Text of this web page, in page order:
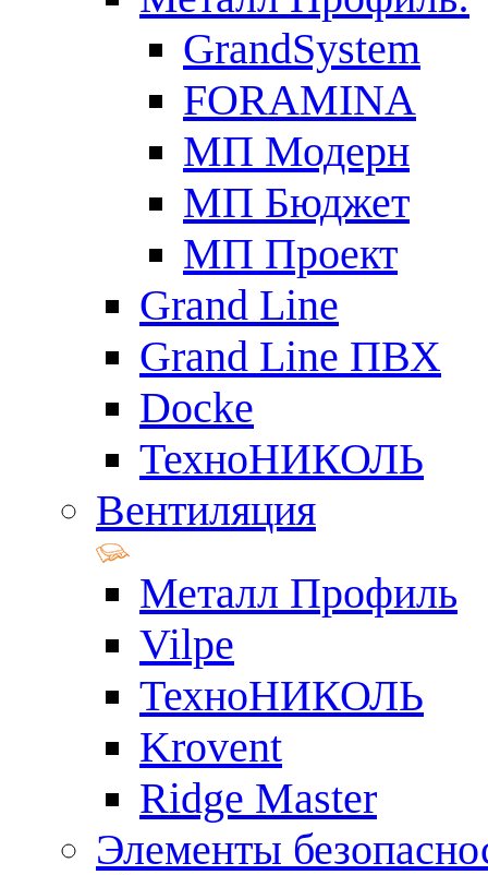
GrandSystem
FORAMINA
МП Модерн
МП Бюджет
МП Проект
Grand Line
Grand Line ПВХ
Docke
ТехноНИКОЛЬ
Вентиляция
Металл Профиль
Vilpe
ТехноНИКОЛЬ
Krovent
Ridge Master
Элементы